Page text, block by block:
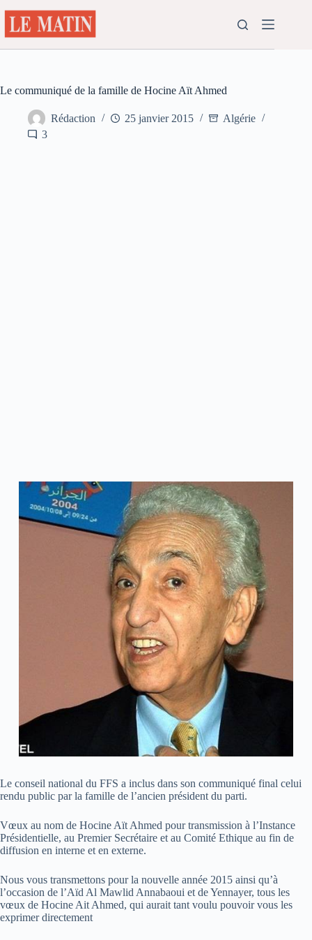
au
contenu
Le communiqué de la famille de Hocine Aït Ahmed
Rédaction 25 janvier 2015
Algérie
3
Le conseil national du FFS a inclus dans son communiqué final celui
rendu public par la famille de l’ancien président du parti.
Vœux au nom de Hocine Aït Ahmed pour transmission à l’Instance
Présidentielle, au Premier Secrétaire et au Comité Ethique au fin de
diffusion en interne et en externe.
Nous vous transmettons pour la nouvelle année 2015 ainsi qu’à
l’occasion de l’Aïd Al Mawlid Annabaoui et de Yennayer, tous les
vœux de Hocine Ait Ahmed, qui aurait tant voulu pouvoir vous les
exprimer directement